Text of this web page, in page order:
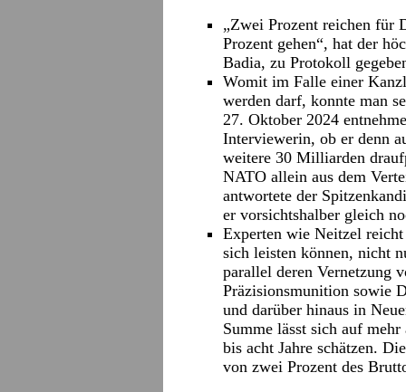
„Zwei Prozent reichen für
Prozent gehen“, hat der
Badia, zu Protokoll
Womit im Falle einer
werden darf, konnte man
27. Oktober 2024
Interviewerin, ob er denn
weitere 30 Milliarden
NATO allein aus dem
antwortete der
er vorsichtshalber gleich
Experten wie Neitzel
sich leisten können, nicht
parallel deren Vernetzung
Präzisionsmunition sowie
und darüber hinaus in
Summe lässt sich auf
bis acht Jahre schätzen.
von zwei Prozent des